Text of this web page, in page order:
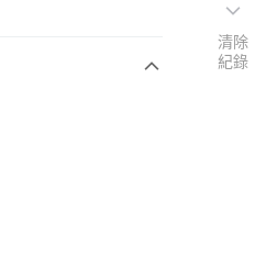
清除
紀錄